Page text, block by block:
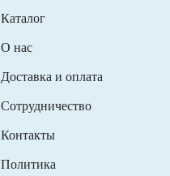
Каталог
О нас
Доставка и оплата
Сотрудничество
Контакты
Политика